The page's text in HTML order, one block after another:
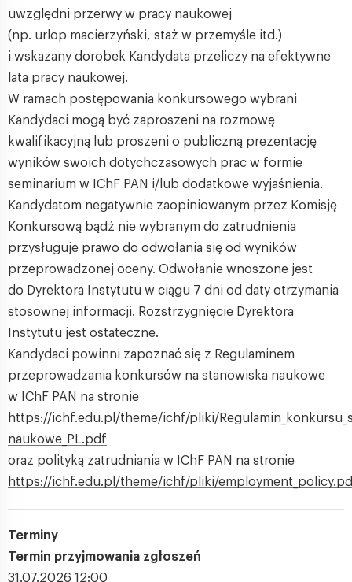
uwzględni przerwy w pracy naukowej
(np. urlop macierzyński, staż w przemyśle itd.)
i wskazany dorobek Kandydata przeliczy na efektywne
lata pracy naukowej.
W ramach postępowania konkursowego wybrani
Kandydaci mogą być zaproszeni na rozmowę
kwalifikacyjną lub proszeni o publiczną prezentację
wyników swoich dotychczasowych prac w formie
seminarium w IChF PAN i/lub dodatkowe wyjaśnienia.
Kandydatom negatywnie zaopiniowanym przez Komisję
Konkursową bądź nie wybranym do zatrudnienia
przysługuje prawo do odwołania się od wyników
przeprowadzonej oceny. Odwołanie wnoszone jest
do Dyrektora Instytutu w ciągu 7 dni od daty otrzymania
stosownej informacji. Rozstrzygnięcie Dyrektora
Instytutu jest ostateczne.
Kandydaci powinni zapoznać się z Regulaminem
przeprowadzania konkursów na stanowiska naukowe
w IChF PAN na stronie
https://ichf.edu.pl/theme/ichf/pliki/
naukowe_PL.pdf
oraz polityką zatrudniania w IChF PAN na stronie
https://ichf.edu.pl/theme/ichf/pliki/
Terminy
Termin przyjmowania zgłoszeń
31.07.2026 12:00